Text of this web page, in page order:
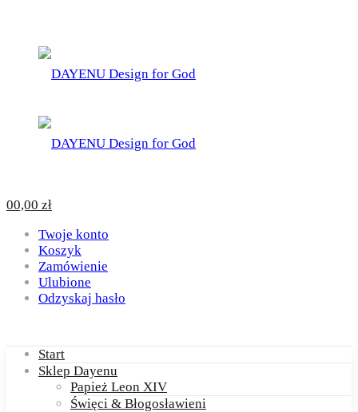
00,00 zł
Twoje konto
Koszyk
Zamówienie
Ulubione
Odzyskaj hasło
Start
Sklep Dayenu
Papież Leon XIV
Święci & Błogosławieni